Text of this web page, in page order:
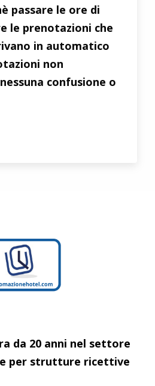
passare le ore di
le prenotazioni che
in automatico
non
confusione o
da 20 anni nel settore
per strutture ricettive